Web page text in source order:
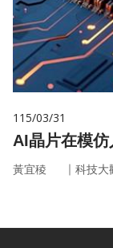
115/03/31
AI晶片在模
黃宜稜 ｜ 科技大